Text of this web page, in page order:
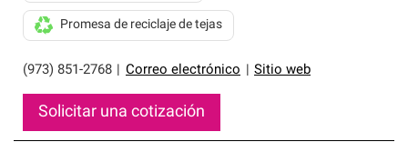
(973) 851-2768 Correo electrónico Sitio web
Promesa de reciclaje de tejas
Solicitar una cotización